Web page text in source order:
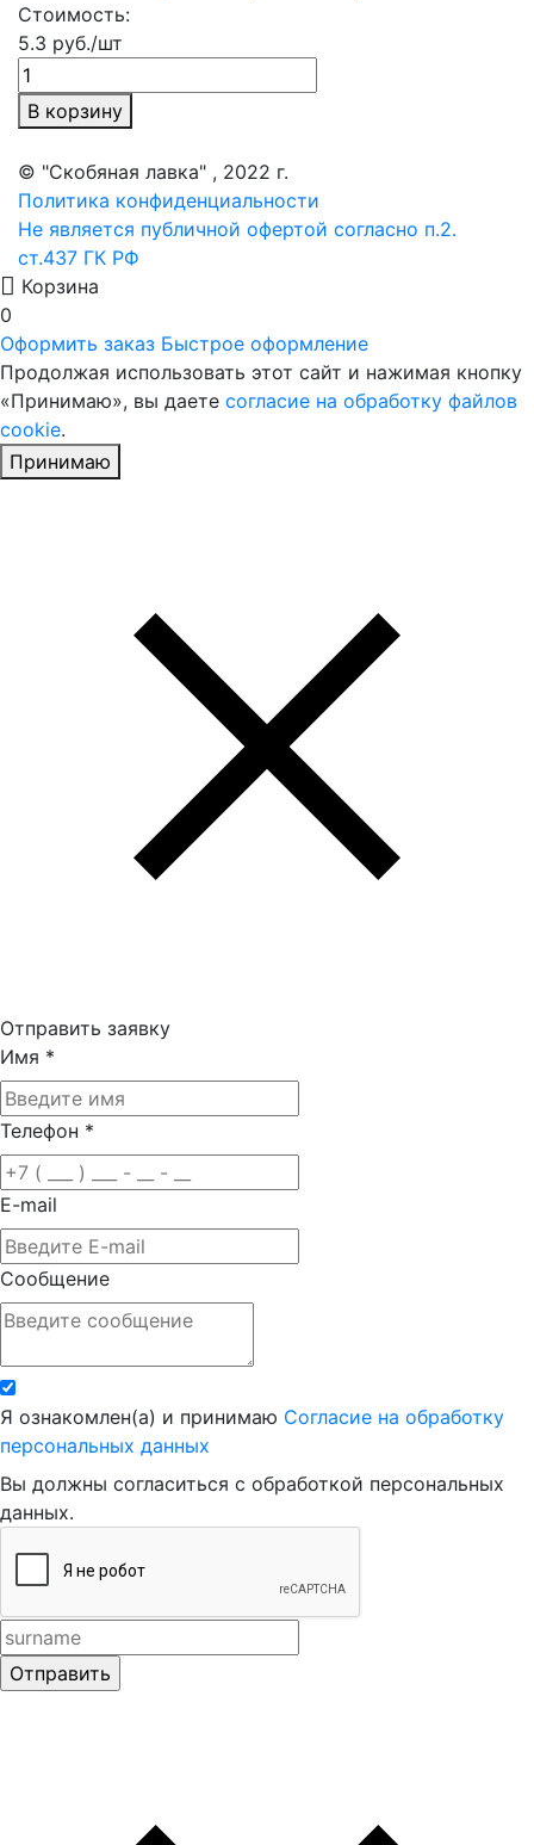
Стоимость:
5.3 руб./шт
В корзину
© "Скобяная лавка" , 2022 г.
Политика конфиденциальности
Не является публичной офертой согласно п.2.
ст.437 ГК РФ
Корзина
0
Оформить заказ Быстрое оформление
Продолжая использовать этот сайт и нажимая кнопку
«Принимаю», вы даете согласие на обработку файлов
cookie.
Принимаю
Отправить заявку
Имя *
Телефон *
E-mail
Сообщение
Я ознакомлен(а) и принимаю Согласие на обработку
персональных данных
Вы должны согласиться с обработкой персональных
данных.